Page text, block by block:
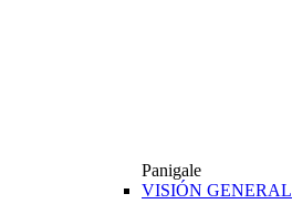
Panigale
VISIÓN GENERAL